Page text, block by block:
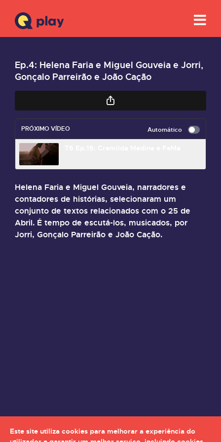
Ep.4: Helena Faria e Miguel Gouveia e Jorri,
Gonçalo Parreirão e João Cação
PRÓXIMO VÍDEO Automático
Helena Faria e Miguel Gouveia, narradores e
contadores de histórias, selecionaram um
conjunto de textos relacionados com o 25 de
Abril. É tempo de escutá-los, musicados, por
Jorri, Gonçalo Parreirão e João Cação.
Este site utiliza cookies para melhorar a experiência do